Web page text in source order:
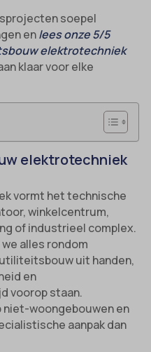
soepel
enlees onze 5/5
elektrotechniek
klaar voor elke
elektrotechniek
vormt het technische
winkelcentrum,
of industrieel complex.
alles rondom
uit handen,
en
voorop staan.
woongebouwen en
aanpak dan